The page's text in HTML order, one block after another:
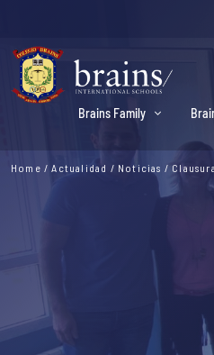
Brains Family
Home /Actualidad / Noticias /